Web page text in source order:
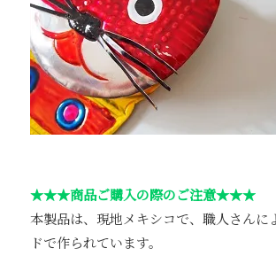
★★★商品ご購入の際のご注意★★★
本製品は、現地メキシコで、職人さんに
ドで作られています。